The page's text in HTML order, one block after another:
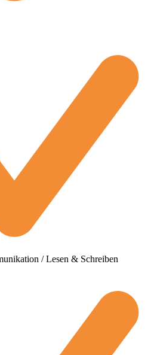
/ Lesen & Schreiben